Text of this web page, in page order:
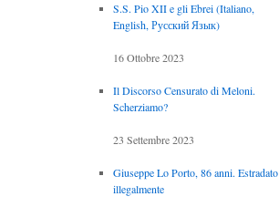
S.S. Pio XII e gli Ebrei (Italiano,
English, Русский Язык)
16 Ottobre 2023
Il Discorso Censurato di Meloni.
Scherziamo?
23 Settembre 2023
Giuseppe Lo Porto, 86 anni. Estradato
illegalmente